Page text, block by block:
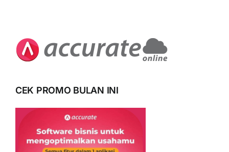
CEK PROMO BULAN INI